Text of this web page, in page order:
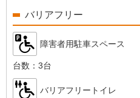
バリアフリー
障害者用駐車スペース
台数： 3台
バリアフリートイレ